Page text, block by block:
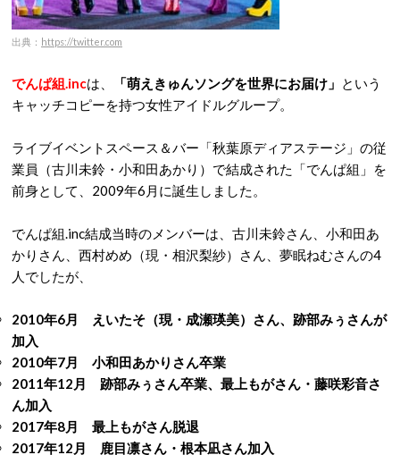
出典： https://twitter.com
でんぱ組.incは、 「萌えきゅんソングを世界にお届け」 という
キャッチコピーを持つ女性アイドルグループ。
ライブイベントスペース＆バー「秋葉原ディアステージ」の従
業員（古川未鈴・小和田あかり）で結成された「でんぱ組」を
前身として、2009年6月に誕生しました。
でんぱ組.inc結成当時のメンバーは、古川未鈴さん、小和田あ
かりさん、西村めめ（現・相沢梨紗）さん、夢眠ねむさんの4
人でしたが、
2010年6月 えいたそ（現・成瀬瑛美）さん、跡部みぅさんが
加入
2010年7月 小和田あかりさん卒業
2011年12月 跡部みぅさん卒業、最上もがさん・藤咲彩音さ
ん加入
2017年8月 最上もがさん脱退
2017年12月 鹿目凛さん・根本凪さん加入